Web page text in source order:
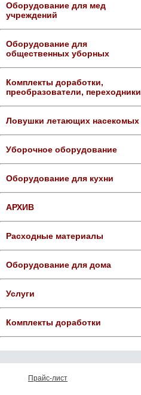
Оборудование для мед
учреждений
Оборудование для
общественных уборных
Комплекты доработки,
преобразователи, переходники
Ловушки летающих насекомых
Уборочное оборудование
Оборудование для кухни
АРХИВ
Расходные материалы
Оборудование для дома
Услуги
Комплекты доработки
Прайс-лист